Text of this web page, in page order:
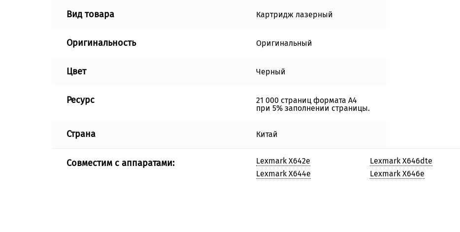
Вид товара Картридж лазерный
Оригинальность Оригинальный
Цвет Черный
Ресурс
21 000 страниц формата А4
при 5% заполнении страницы.
Страна Китай
Совместим с аппаратами:
Lexmark X642e
Lexmark X644e
Lexmark X646dte
Lexmark X646e